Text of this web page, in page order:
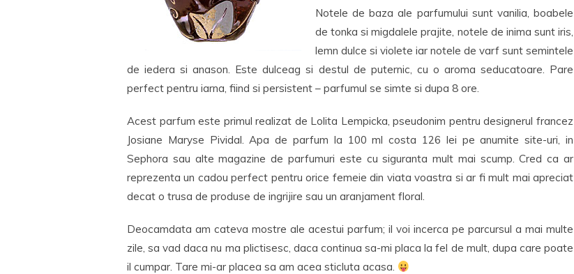
Notele de baza ale parfumului sunt vanilia, boabele
de tonka si migdalele prajite, notele de inima sunt iris,
lemn dulce si violete iar notele de varf sunt semintele
de iedera si anason. Este dulceag si destul de puternic, cu o aroma seducatoare. Pare
perfect pentru iarna, fiind si persistent – parfumul se simte si dupa 8 ore.
Acest parfum este primul realizat de Lolita Lempicka, pseudonim pentru designerul francez
Josiane Maryse Pividal. Apa de parfum la 100 ml costa 126 lei pe anumite site-uri, in
Sephora sau alte magazine de parfumuri este cu siguranta mult mai scump. Cred ca ar
reprezenta un cadou perfect pentru orice femeie din viata voastra si ar fi mult mai apreciat
decat o trusa de produse de ingrijire sau un aranjament floral.
Deocamdata am cateva mostre ale acestui parfum; il voi incerca pe parcursul a mai multe
zile, sa vad daca nu ma plictisesc, daca continua sa-mi placa la fel de mult, dupa care poate
il cumpar. Tare mi-ar placea sa am acea sticluta acasa.